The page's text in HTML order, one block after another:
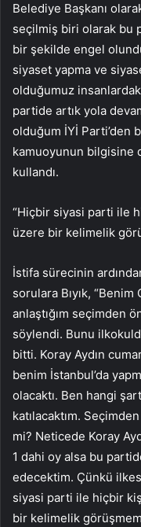
Belediye Başkanı
seçilmiş biri olarak bu
bir şekilde engel
siyaset yapma ve
olduğumuz
partide artık yola
olduğum İYİ Parti’den
kamuoyunun bilgisine
kullandı.
“Hiçbir siyasi parti ile
üzere bir kelimelik
İstifa sürecinin
sorulara Bıyık,
anlaştığım seçimden
söylendi. Bunu
bitti. Koray Aydın
benim İstanbul’da
olacaktı. Ben hangi
katılacaktım.
mi? Neticede Koray
1 dahi oy alsa bu
edecektim. Çünkü
siyasi parti ile hiçbir
bir kelimelik